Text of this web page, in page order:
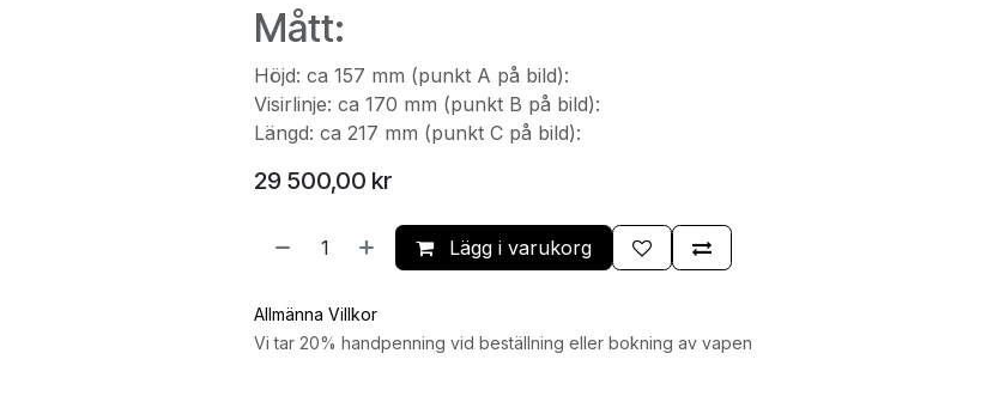
Mått:
Höjd: ca 157 mm (punkt A på bild):
Visirlinje: ca 170 mm (punkt B på bild):
Längd: ca 217 mm (punkt C på bild):
29 500,00 kr
Lägg i varukorg
Allmänna Villkor
Vi tar 20% handpenning vid beställning eller bokning av vapen